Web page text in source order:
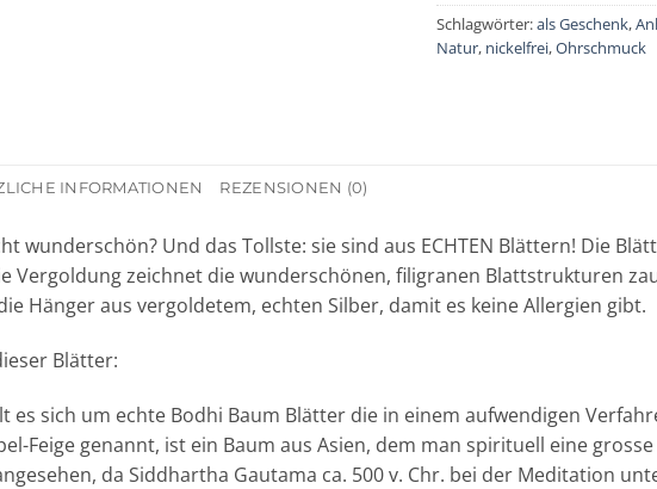
Schlagwörter:als Geschenk,
Natur, nickelfrei,Ohrschmuck
INFORMATIONEN REZENSIONEN (0)
wunderschön? Und das Tollste: sie sind aus ECHTEN Blättern! Die
Vergoldung zeichnet die wunderschönen, filigranen Blattstrukturen
Hänger aus vergoldetem, echten Silber, damit es keine Allergien gibt.
Blätter:
es sich um echte Bodhi Baum Blätter die in einem aufwendigen
Feige genannt, ist ein Baum aus Asien, dem man spirituell eine
da Siddhartha Gautama ca. 500 v. Chr. bei der Meditation